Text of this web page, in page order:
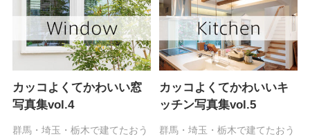
カッコよくてかわいい窓
写真集vol.4
群馬・埼玉・栃木で建てたおう
カッコよくてかわいいキ
ッチン写真集vol.5
群馬・埼玉・栃木で建てたおう